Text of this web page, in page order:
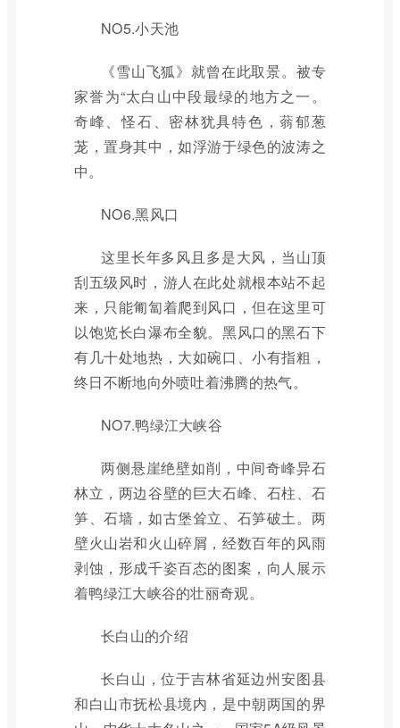
NO5.小天池
《雪山飞狐》就曾在此取景。被专
家誉为“太白山中段最绿的地方之一。
奇峰、怪石、密林犹具特色，蓊郁葱
茏，置身其中，如浮游于绿色的波涛之
中。
NO6.黑风口
这里长年多风且多是大风，当山顶
刮五级风时，游人在此处就根本站不起
来，只能匍匐着爬到风口，但在这里可
以饱览长白瀑布全貌。黑风口的黑石下
有几十处地热，大如碗口、小有指粗，
终日不断地向外喷吐着沸腾的热气。
NO7.鸭绿江大峡谷
两侧悬崖绝壁如削，中间奇峰异石
林立，两边谷壁的巨大石峰、石柱、石
笋、石墙，如古堡耸立、石笋破土。两
壁火山岩和火山碎屑，经数百年的风雨
剥蚀，形成千姿百态的图案，向人展示
着鸭绿江大峡谷的壮丽奇观。
长白山的介绍
长白山，位于吉林省延边州安图县
和白山市抚松县境内，是中朝两国的界